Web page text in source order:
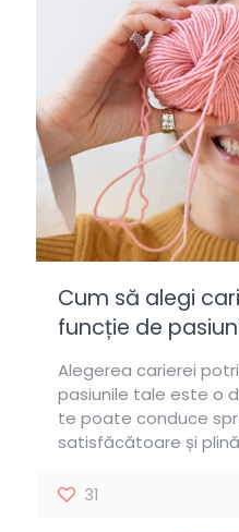
Cum să alegi
funcție de
Alegerea carierei
pasiunile tale este o
te poate conduce
satisfăcătoare și
31